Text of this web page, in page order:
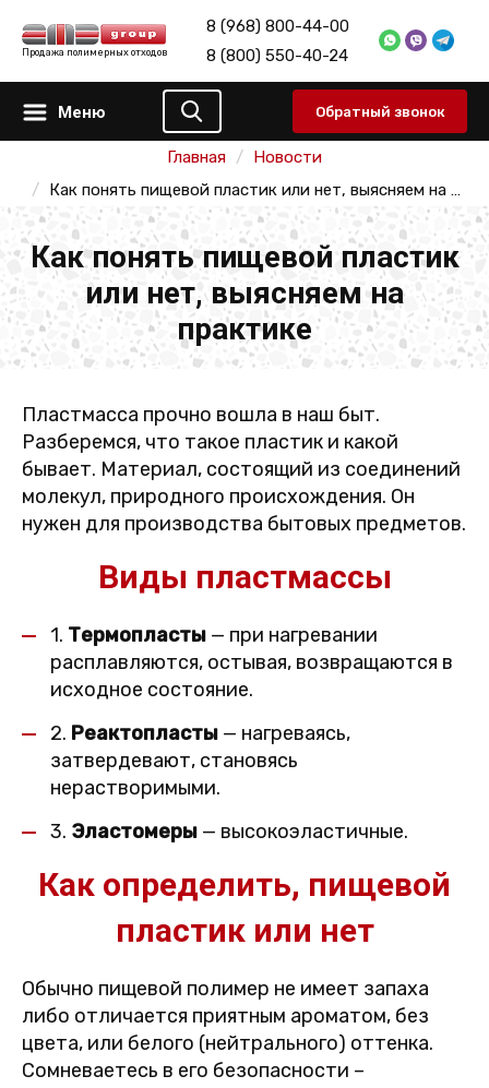
Продажа полимерных отходов
8 (968) 800-44-00
8 (800) 550-40-24
Меню Обратный звонок
Главная
Новости
Как понять пищевой пластик или нет, выясняем на практике
Как понять пищевой пластик
или нет, выясняем на
практике
Пластмасса прочно вошла в наш быт.
Разберемся, что такое пластик и какой
бывает. Материал, состоящий из соединений
молекул, природного происхождения. Он
нужен для производства бытовых предметов.
Виды пластмассы
1. Термопласты — при нагревании
расплавляются, остывая, возвращаются в
исходное состояние.
2. Реактопласты — нагреваясь,
затвердевают, становясь
нерастворимыми.
3. Эластомеры — высокоэластичные.
Как определить, пищевой
пластик или нет
Обычно пищевой полимер не имеет запаха
либо отличается приятным ароматом, без
цвета, или белого (нейтрального) оттенка.
Сомневаетесь в его безопасности –